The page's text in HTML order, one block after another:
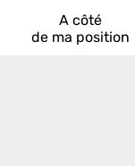
A côté
de ma position